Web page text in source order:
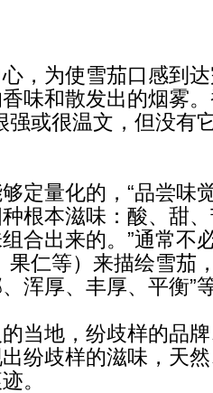
为使雪茄口感到达
味和散发出的烟雾
强或很温文，但没有
量化的，“品尝味
根本滋味：酸、甜
合出来的。”通常不
果仁等）来描绘雪茄
浑厚、丰厚、平衡”
地，纷歧样的品牌
纷歧样的滋味，天
。